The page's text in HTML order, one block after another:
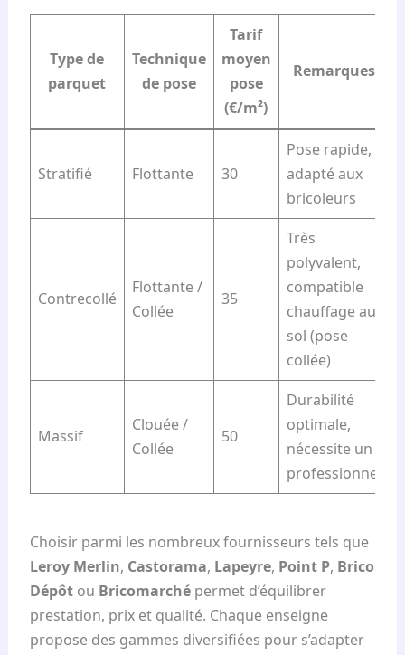
Type de
parquet
Technique
de pose
Tarif
moyen
pose
(€/m²)
Remarques
Stratifié Flottante 30
Pose rapide,
adapté aux
bricoleurs
Contrecollé
Flottante /
Collée
35
Très
polyvalent,
compatible
chauffage au
sol (pose
collée)
Massif
Clouée /
Collée
50
Durabilité
optimale,
nécessite un
professionnel
Choisir parmi les nombreux fournisseurs tels que
Leroy Merlin, Castorama, Lapeyre, Point P, Brico
Dépôtou Bricomarchépermet d’équilibrer
prestation, prix et qualité. Chaque enseigne
propose des gammes diversifiées pour s’adapter